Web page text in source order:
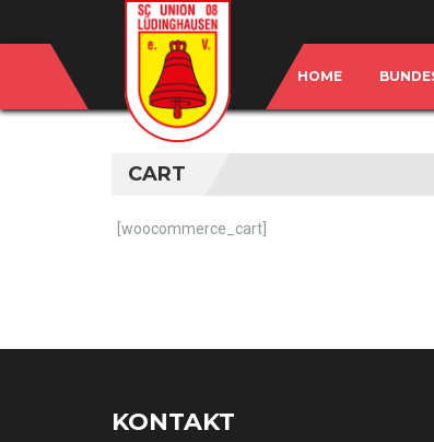
HOME
CART
[woocommerce_cart]
KONTAKT